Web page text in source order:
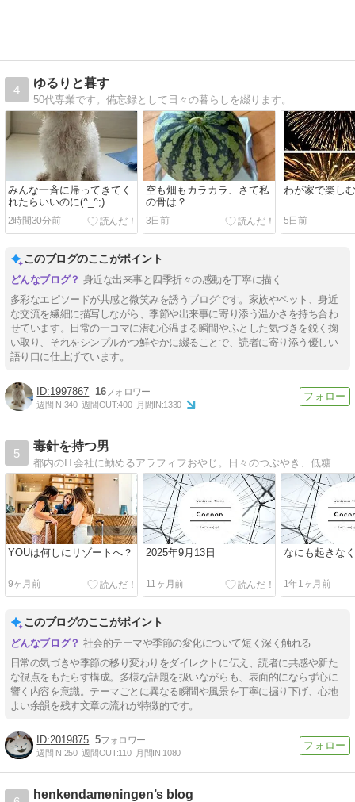
4
ゆるりと暮す
50代専業です。備忘録として日々の暮らしを綴ります。
みんな一斉に帰ってきてく
れたらいいのに(^_^;)
2時間30分前
空も畑もカラカラ、さて私
の骨は？
3日前
わが家で楽し
5日前
このブログのここがポイント
身近な出来事と四季折々の感動を丁寧に描く
多彩なエピソードが共感と微笑みを誘うブログです。家族やペット、身近
な交流を繊細に描写しながら、季節や出来事に寄り添う温かさを持ち合わ
せています。日常の一コマに潜む心温まる瞬間やふとした気づきを鋭く掬
い取り、それをシンプルかつ鮮やかに綴ることで、読者に寄り添う優しい
語り口に仕上げています。
1997867 16
週間IN:340 週間OUT:400 月間IN:1330
5
毒針を持つ男
都内のIT会社に勤めるアラフィフおやじ。日々のつぶやき、低糖質ダイエットの経過報告、本や映画の感想、パワースポットレポートなどを発信している個人ブログです。
YOUは何しにリゾートへ？
9ヶ月前
2025年9月13日
11ヶ月前
なにも起きな
1年1ヶ月前
このブログのここがポイント
社会的テーマや季節の変化について短く深く触れる
日常の気づきや季節の移り変わりをダイレクトに伝え、読者に共感や新た
な視点をもたらす構成。多様な話題を扱いながらも、表面的にならず心に
響く内容を意識。テーマごとに異なる瞬間や風景を丁寧に掘り下げ、心地
よい余韻を残す文章の流れが特徴的です。
2019875 5
週間IN:250 週間OUT:110 月間IN:1080
henkendameningen’s blog